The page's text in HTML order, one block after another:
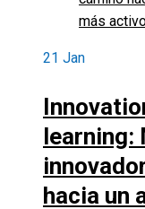
21 Jan
learning:
hacia un